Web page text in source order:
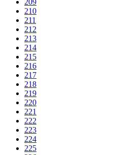
209
210
211
212
213
214
215
216
217
218
219
220
221
222
223
224
225